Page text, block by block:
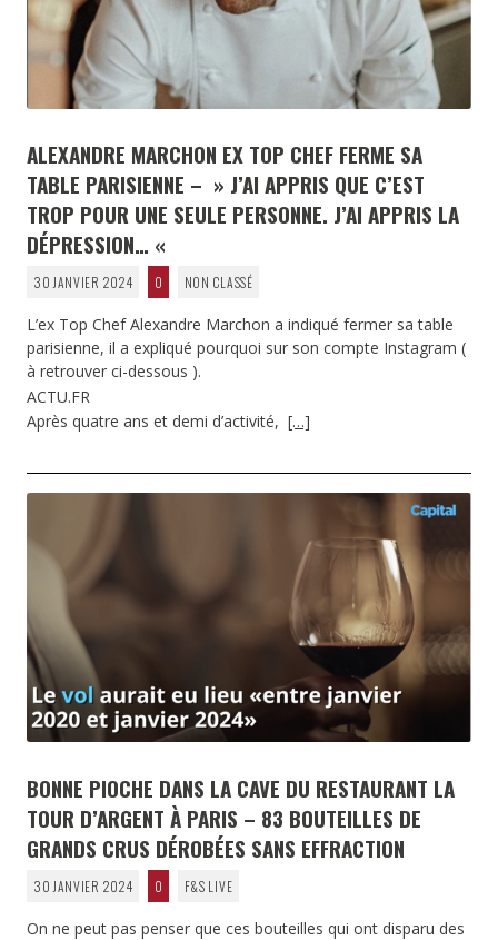
ALEXANDRE MARCHON EX TOP CHEF FERME SA
TABLE PARISIENNE – » J’AI APPRIS QUE C’EST
TROP POUR UNE SEULE PERSONNE. J’AI APPRIS LA
DÉPRESSION… «
30 JANVIER 2024 0 NON CLASSÉ
L’ex Top Chef Alexandre Marchon a indiqué fermer sa table
parisienne, il a expliqué pourquoi sur son compte Instagram (
à retrouver ci-dessous ).
ACTU.FR
Après quatre ans et demi d’activité, […]
BONNE PIOCHE DANS LA CAVE DU RESTAURANT LA
TOUR D’ARGENT À PARIS – 83 BOUTEILLES DE
GRANDS CRUS DÉROBÉES SANS EFFRACTION
30 JANVIER 2024 0 F&S LIVE
On ne peut pas penser que ces bouteilles qui ont disparu des